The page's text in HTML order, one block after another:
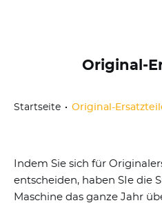
Original-
Startseite Original-
Indem Sie sich für
entscheiden, haben SIe die
Maschine das ganze Jahr